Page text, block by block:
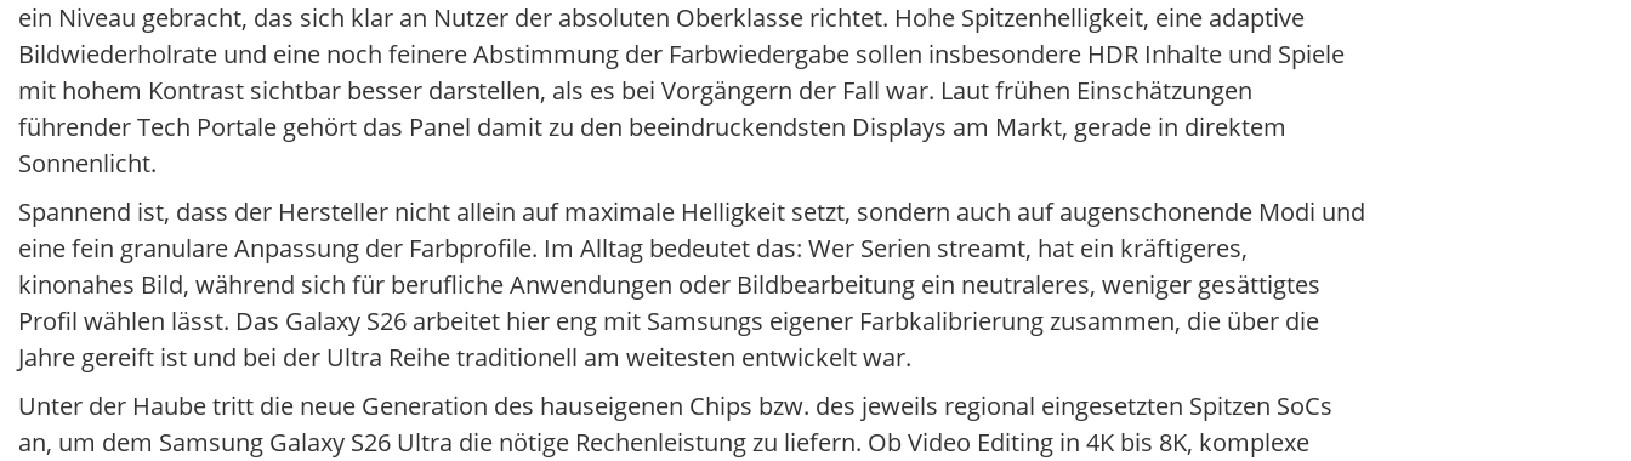
ein Niveau gebracht, das sich klar an Nutzer der absoluten Oberklasse richtet. Hohe Spitzenhelligkeit, eine adaptive
Bildwiederholrate und eine noch feinere Abstimmung der Farbwiedergabe sollen insbesondere HDR Inhalte und Spiele
mit hohem Kontrast sichtbar besser darstellen, als es bei Vorgängern der Fall war. Laut frühen Einschätzungen
führender Tech Portale gehört das Panel damit zu den beeindruckendsten Displays am Markt, gerade in direktem
Sonnenlicht.
Spannend ist, dass der Hersteller nicht allein auf maximale Helligkeit setzt, sondern auch auf augenschonende Modi und
eine fein granulare Anpassung der Farbprofile. Im Alltag bedeutet das: Wer Serien streamt, hat ein kräftigeres,
kinonahes Bild, während sich für berufliche Anwendungen oder Bildbearbeitung ein neutraleres, weniger gesättigtes
Profil wählen lässt. Das Galaxy S26 arbeitet hier eng mit Samsungs eigener Farbkalibrierung zusammen, die über die
Jahre gereift ist und bei der Ultra Reihe traditionell am weitesten entwickelt war.
Unter der Haube tritt die neue Generation des hauseigenen Chips bzw. des jeweils regional eingesetzten Spitzen SoCs
an, um dem Samsung Galaxy S26 Ultra die nötige Rechenleistung zu liefern. Ob Video Editing in 4K bis 8K, komplexe